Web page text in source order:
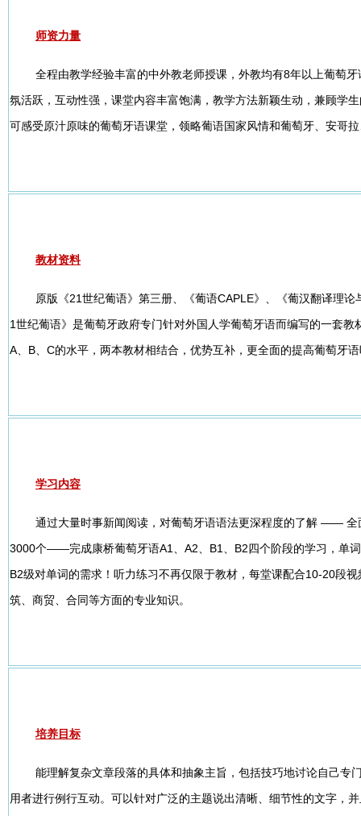
师资力量
全程由教学经验丰富的中外教老师授课，外教均有8年以上葡萄
氛活跃，互动性强，课堂内容丰富饱满，教学方法新颖生动，兼顾学
可感受原汁原味的葡萄牙语课堂，领略葡语国家风情和葡萄牙、安哥
教材资料
原版《21世纪葡语》第三册、《葡语CAPLE》、《葡汉翻译理
1世纪葡语》是葡萄牙政府专门针对外国人学葡萄牙语而编写的一套
A、B、C的水平，两本教材相结合，优势互补，更全面的提高葡萄牙
学习内容
通过大量时事新闻阅读，对葡萄牙语语法更深程度的了解 —— 全
3000个——完成康桥葡萄牙语A1、A2、B1、B2四个阶段的学习，单
B2级对单词的需求！听力练习不再仅限于教材，每堂课配合10-20段
筑、商贸、合同等方面的专业知识。
培养目标
能理解复杂文章段落的具体和抽象主旨，包括技巧地讨论自己专
用者进行例行互动。可以针对广泛的主题说出清晰、细节性的文字，